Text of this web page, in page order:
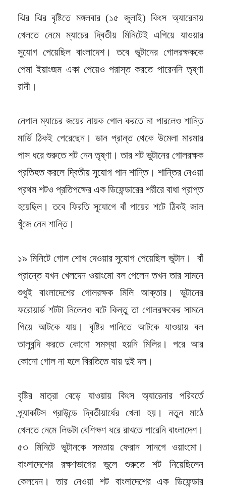
ঝির ঝির বৃষ্টিতে মঙ্গলবার (১৫ জুলাই) কিংস অ্যারেনায়
খেলতে নেমে ম্যাচের দ্বিতীয় মিনিটেই এগিয়ে যাওয়ার
সুযোগ পেয়েছিল বাংলাদেশ। তবে ভুটানের গোলরক্ষককে
পেমা ইয়াংজম একা পেয়েও পরাস্ত করতে পারেননি তৃষ্ণা
রানী।
নেপাল ম্যাচের জয়ের নায়ক গোল করতে না পারলেও শান্তি
মার্ডি ঠিকই পেরেছেন। ডান প্রান্ত থেকে উমেলা মারমার
পাস ধরে শুরুতে শট নেন তৃষ্ণা। তার শট ভুটানের গোলরক্ষক
প্রতিহত করলে দ্বিতীয় সুযোগ পান শান্তি। শান্তির নেওয়া
প্রথম শটও প্রতিপক্ষের এক ডিফেন্ডারের শরীরে বাধা প্রাপ্ত
হয়েছিল। তবে ফিরতি সুযোগে বাঁ পায়ের শটে ঠিকই জাল
খুঁজে নেন শান্তি।
১৯ মিনিটে গোল শোধ দেওয়ার সুযোগ পেয়েছিল ভুটান। বাঁ
প্রান্তে যখন খেলদেন ওয়াংমো বল পেলেন তখন তার সামনে
শুধুই বাংলাদেশের গোলরক্ষক মিলি আক্তার। ভুটানের
ফরোয়ার্ড শটটা নিলেনও বটে কিন্তু তা গোলরক্ষকের সামনে
গিয়ে আটকে যায়। বৃষ্টির পানিতে আটকে যাওয়ায় বল
তালুবন্দি করতে কোনো সমস্যা হয়নি মিলির। পরে আর
কোনো গোল না হলে বিরতিতে যায় দুই দল।
বৃষ্টির মাত্রা বেড়ে যাওয়ায় কিংস অ্যারেনার পরিবর্তে
প্র্যাকটিস গ্রাউন্ডে দ্বিতীয়ার্ধের খেলা হয়। নতুন মাঠে
খেলতে নেমে লিডটা বেশিক্ষণ ধরে রাখতে পারেনি বাংলাদেশ।
৫৩ মিনিটে ভুটানকে সমতায় ফেরান সানগে ওয়াংমো।
বাংলাদেশের রক্ষণভাগের ভুলে শুরুতে শট নিয়েছিলেন
কেলদেন। তার নেওয়া শট বাংলাদেশের এক ডিফেন্ডার